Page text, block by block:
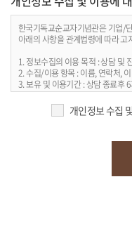
한국기독교순교자기념관은 기업/
아래의 사항을 관계법령에 따라 고
1. 정보수집의 이용 목적 : 상담 및
2. 수집/이용 항목 : 이름, 연락처,
3. 보유 및 이용기간 : 상담 종료후
4. 개인정보처리담당 : 전화 031-
개인정보 수집